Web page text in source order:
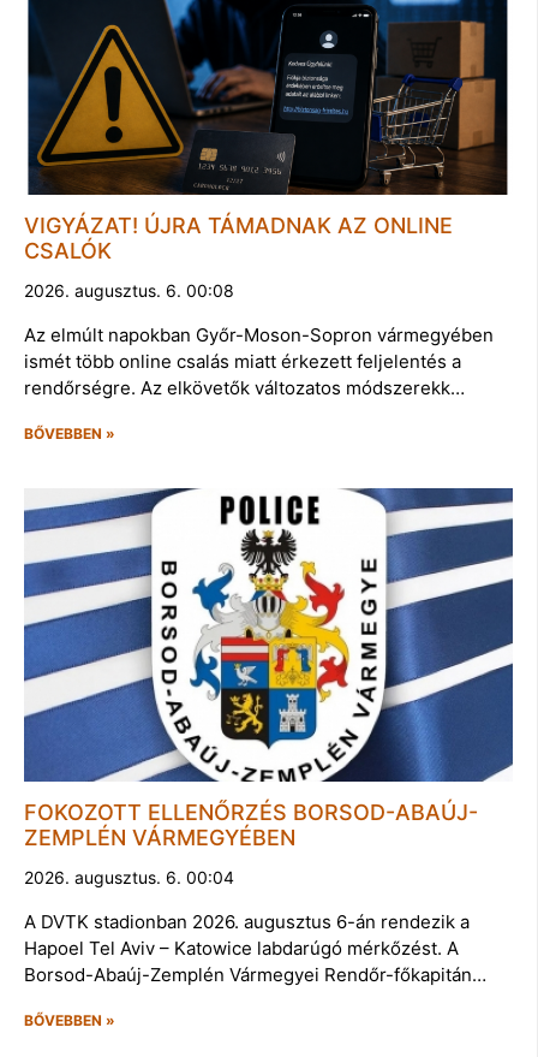
VIGYÁZAT! ÚJRA TÁMADNAK AZ ONLINE
CSALÓK
2026. augusztus. 6. 00:08
Az elmúlt napokban Győr-Moson-Sopron vármegyében
ismét több online csalás miatt érkezett feljelentés a
rendőrségre. Az elkövetők változatos módszerekk…
BŐVEBBEN »
FOKOZOTT ELLENŐRZÉS BORSOD-ABAÚJ-
ZEMPLÉN VÁRMEGYÉBEN
2026. augusztus. 6. 00:04
A DVTK stadionban 2026. augusztus 6-án rendezik a
Hapoel Tel Aviv – Katowice labdarúgó mérkőzést. A
Borsod-Abaúj-Zemplén Vármegyei Rendőr-főkapitán…
BŐVEBBEN »